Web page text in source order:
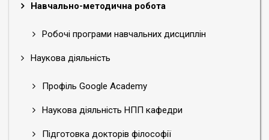
Навчально-методична робота
Робочі програми навчальних дисциплін
Наукова діяльність
Профіль Google Academy
Наукова діяльність НПП кафедри
Підготовка докторів філософії